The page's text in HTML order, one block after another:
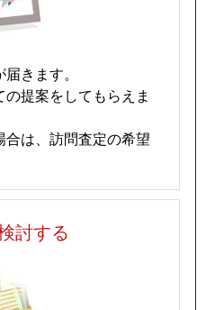
きます。
提案をしてもらえま
は、訪問査定の希望
討する